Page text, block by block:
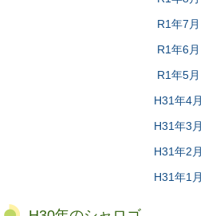
R1年7月
R1年6月
R1年5月
H31年4月
H31年3月
H31年2月
H31年1月